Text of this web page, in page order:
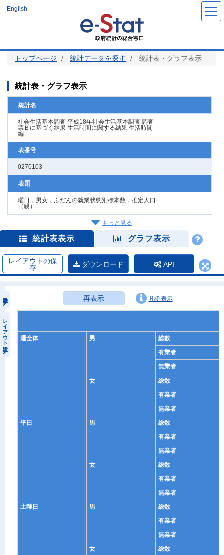
ツ
English
トップページ 統計データを探す 統計表・グラフ表示
統計表・グラフ表示
統計名
社会生活基本調査 平成18年社会生活基本調査 調査
票Ｂに基づく結果 生活時間に関する結果 生活時間
編
表番号
0270103
表題
曜日，男女，ふだんの就業状態別標本数，推定人口
（親）
もっと見る
統計表表示 グラフ表示
レイアウトの保
存
ダウンロード API
レイアウト設定
再表示 凡例表示
週全体 男
総数
有業者
無業者
女
総数
有業者
無業者
平日
男
総数
有業者
無業者
女
総数
有業者
無業者
土曜日
男
総数
有業者
無業者
女
総数